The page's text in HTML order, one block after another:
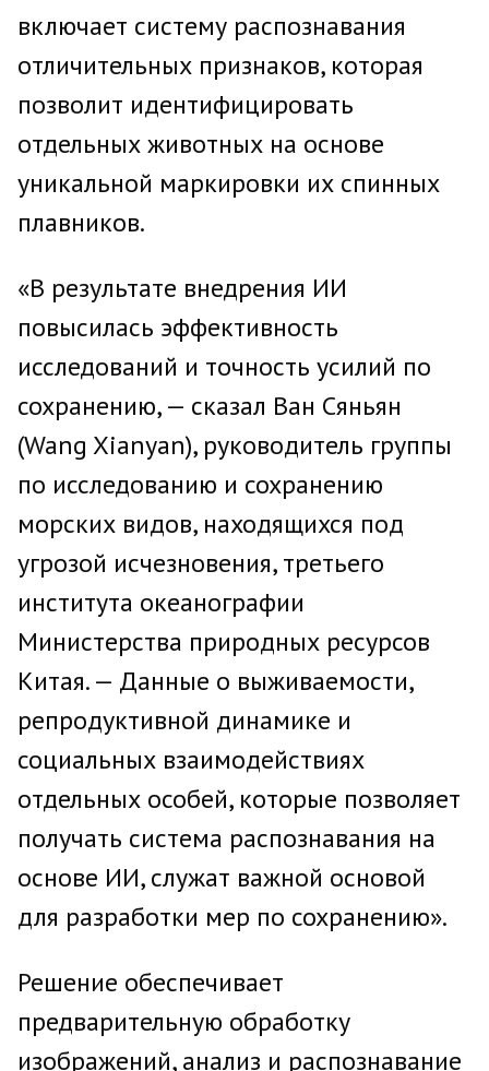
включает систему распознавания
отличительных признаков, которая
позволит идентифицировать
отдельных животных на основе
уникальной маркировки их спинных
плавников.
«В результате внедрения ИИ
повысилась эффективность
исследований и точность усилий по
сохранению, — сказал Ван Сяньян
(Wang Xianyan), руководитель группы
по исследованию и сохранению
морских видов, находящихся под
угрозой исчезновения, третьего
института океанографии
Министерства природных ресурсов
Китая. — Данные о выживаемости,
репродуктивной динамике и
социальных взаимодействиях
отдельных особей, которые позволяет
получать система распознавания на
основе ИИ, служат важной основой
для разработки мер по сохранению».
Решение обеспечивает
предварительную обработку
изображений, анализ и распознавание